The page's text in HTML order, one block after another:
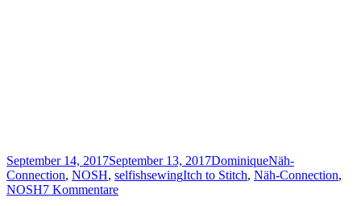
Veröffentlicht
am
September 14, 2017September 13, 2017Autor
DominiqueKategorien
Näh-
Connection, NOSH, selfishsewingSchlagwörter
Itch to Stitch, Näh-Connection,
NOSH7 Kommentarezu